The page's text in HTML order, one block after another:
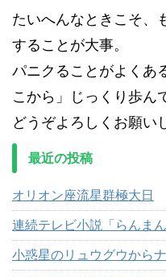
たいへんなときこそ、
することが大事。
パニクることがよくあ
こから」じっくり歩ん
どうぞよろしくお願い
最近の投稿
オリオン座流星群極大日
連続テレビ小説「らんま
小惑星のリュウグウから